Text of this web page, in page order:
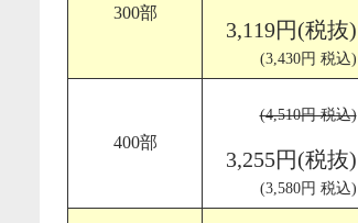
300部
3,119円(税抜)
(3,430円 税込)
400部
(4,510円 税込)
3,255円(税抜)
(3,580円 税込)